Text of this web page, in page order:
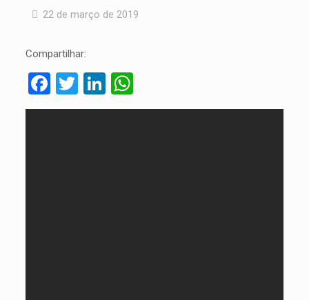
22 de março de 2019
Compartilhar:
Facebook
TwitterLinkedIn
WhatsApp